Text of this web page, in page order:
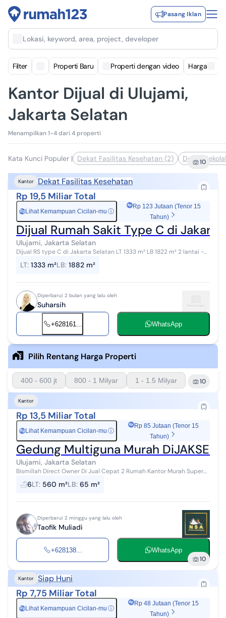
Pasang Iklan
Lokasi, keyword, area, project, developer
Filter Properti Baru Properti dengan video Harga
Kantor Dijual di Ulujami,
Jakarta Selatan
Menampilkan 1-4 dari 4 properti
Kata Kunci Populer | Dekat Fasilitas Kesehatan (2) Dekat10
Kantor Dekat Fasilitas Kesehatan
Rp 19,5 Miliar Total
Rp Lihat Kemampuan Cicilan-mu ⓘ
Rp 123 Jutaan (Tenor 15
Tahun)
Dijual Rumah Sakit Type C di
Ulujami, Jakarta Selatan
Dijual RS type C di Jakarta Selatan LT 1333 m² LB 1822 m² 2 lantai -
LT: 1333 m²LB: 1882 m²
Diperbarui 2 bulan yang lalu oleh
Suharsih
+628161... WhatsApp
Pilih Rentang Harga Properti
400 - 600 jt 800 - 1 Milyar 1 - 1.5 Milyar 10
Kantor
Rp 13,5 Miliar Total
Rp Lihat Kemampuan Cicilan-mu ⓘ
Rp 85 Jutaan (Tenor 15
Tahun)
Gedung Multiguna Murah DiJAKSEL
Ulujami, Jakarta Selatan
Bismillah Direct Owner Di Jual Cepat 2 Rumah Kantor Murah Super
Strategis di Jaksel Posisi Hook Pinggir jalan Raya Utama Ululjami
kebayoran lama j...
6LT: 560 m²LB: 65 m²
Diperbarui 2 minggu yang lalu oleh
Taofik Muliadi
+628138... WhatsApp
10
Kantor Siap Huni
Rp 7,75 Miliar Total
Rp Lihat Kemampuan Cicilan-mu ⓘ
Rp 48 Jutaan (Tenor 15
Tahun)